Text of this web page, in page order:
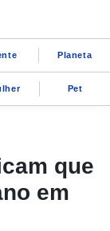
Planeta
Pet
que
em